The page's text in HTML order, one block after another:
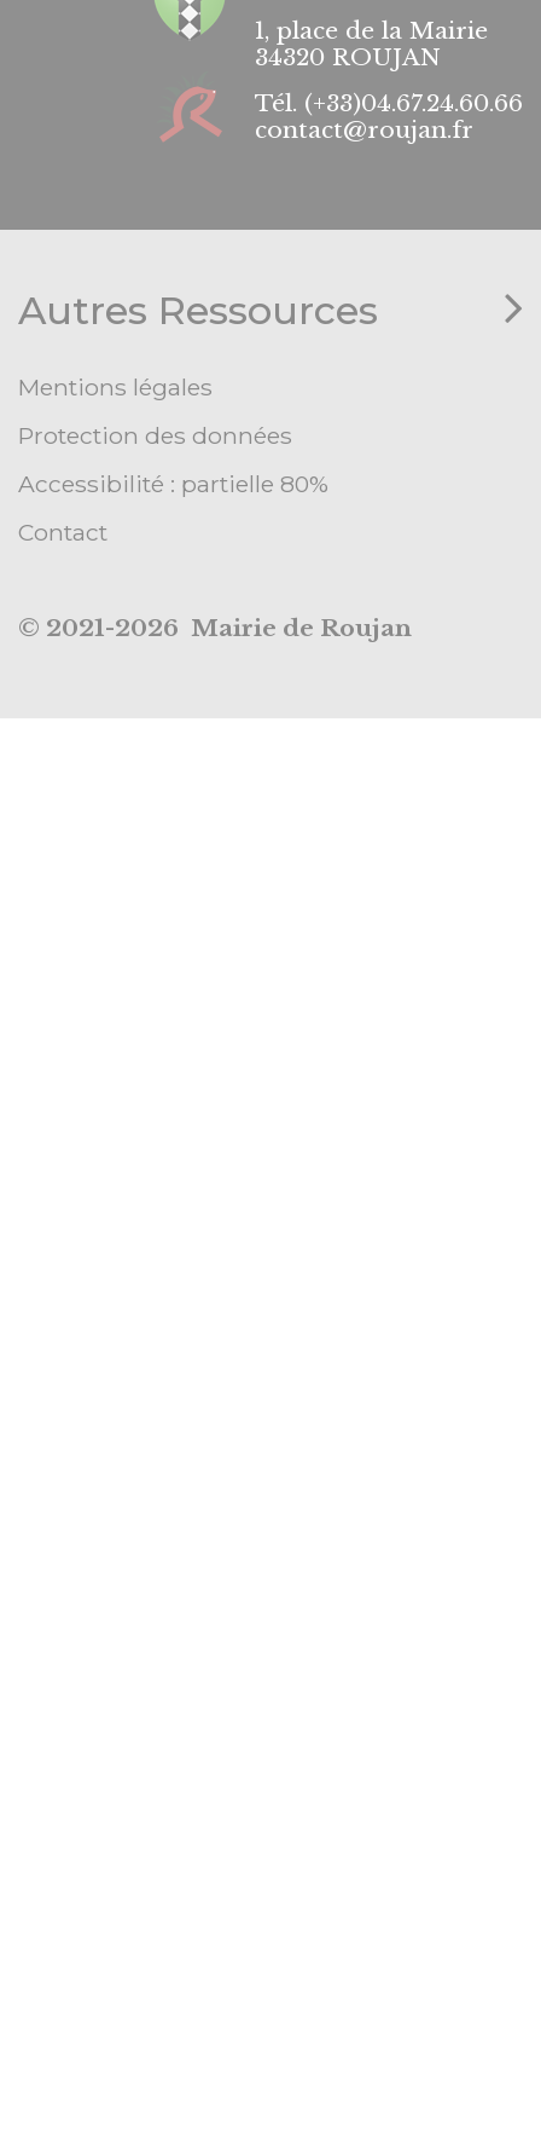
1, place de la Mairie
34320 ROUJAN
Tél. (+33)04.67.24.60.66
contact@roujan.fr
Autres Ressources
Mentions légales
Protection des données
Accessibilité : partielle 80%
Contact
© 2021-2026 Mairie de Roujan